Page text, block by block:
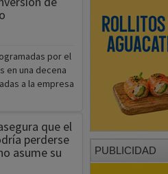
por el
en una decena
a la empresa
que el
perderse
asume su
PUBLICIDAD